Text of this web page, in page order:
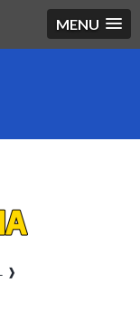
MENU
❱